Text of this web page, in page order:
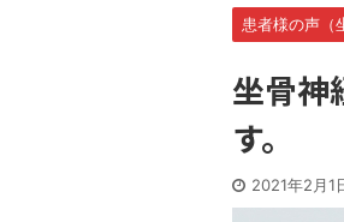
患者様の声（
坐骨神
す。
2021年2月1